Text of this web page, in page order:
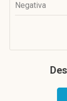
Negativa